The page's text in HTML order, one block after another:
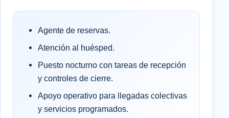
Agente de reservas.
Atención al huésped.
Puesto nocturno con tareas de recepción
y controles de cierre.
Apoyo operativo para llegadas colectivas
y servicios programados.